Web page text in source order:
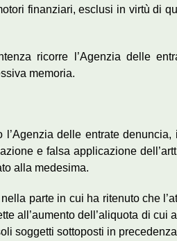
finanziari, esclusi in virtù di
ricorre l’Agenzia delle
memoria.
l’Agenzia delle entrate
e falsa applicazione
alla medesima.
parte in cui ha ritenuto che
all’aumento dell’aliquota di cui
soggetti sottoposti in